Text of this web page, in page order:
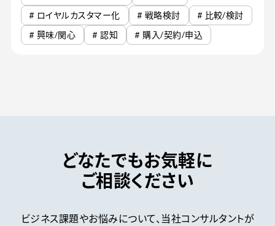
# ロイヤルカスタマー化
# 戦略検討
# 比較/検討
# 興味/関心
# 認知 # 購入/契約/申込
どなたでもお気軽に
ご相談ください
ビジネス課題やお悩みについて、 当社コンサルタントが